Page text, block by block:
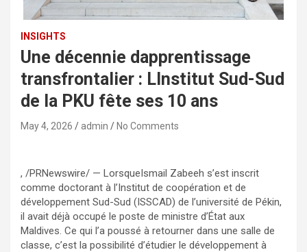
INSIGHTS
Une décennie dapprentissage
transfrontalier : LInstitut Sud-Sud
de la PKU fête ses 10 ans
May 4, 2026 admin No Comments
, /PRNewswire/ — LorsqueIsmail Zabeeh s’est inscrit
comme doctorant à l’Institut de coopération et de
développement Sud-Sud (ISSCAD) de l’université de Pékin,
il avait déjà occupé le poste de ministre d’État aux
Maldives. Ce qui l’a poussé à retourner dans une salle de
classe, c’est la possibilité d’étudier le développement à